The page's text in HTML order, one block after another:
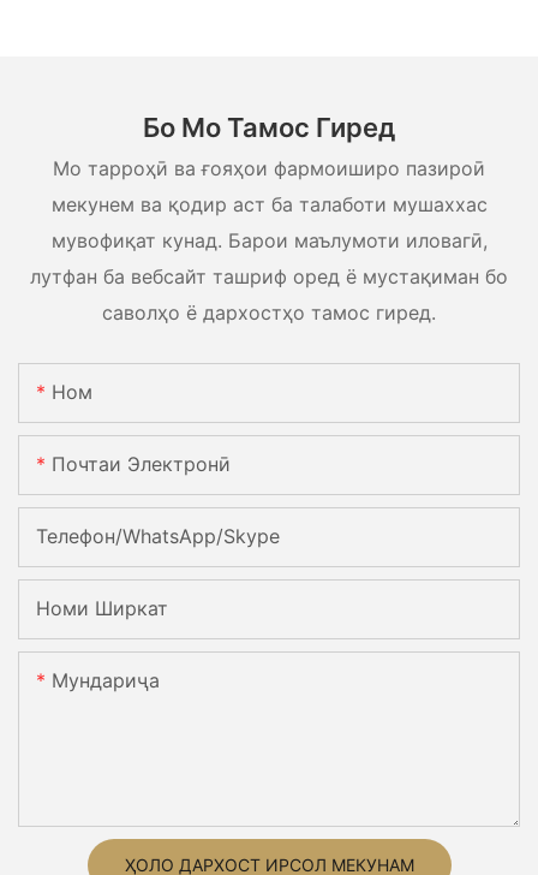
Бо Мо Тамос Гиред
Мо тарроҳӣ ва ғояҳои фармоиширо пазироӣ
мекунем ва қодир аст ба талаботи мушаххас
мувофиқат кунад. Барои маълумоти иловагӣ,
лутфан ба вебсайт ташриф оред ё мустақиман бо
саволҳо ё дархостҳо тамос гиред.
Ном
Почтаи Электронӣ
Телефон/WhatsApp/Skype
Номи Ширкат
Мундариҷа
ҲОЛО ДАРХОСТ ИРСОЛ МЕКУНАМ